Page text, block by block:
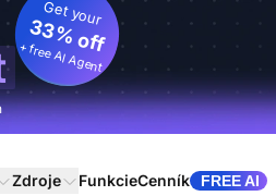
Get your
33% off
+ free AI Agent
Zdroje FunkcieCenník FREE AI